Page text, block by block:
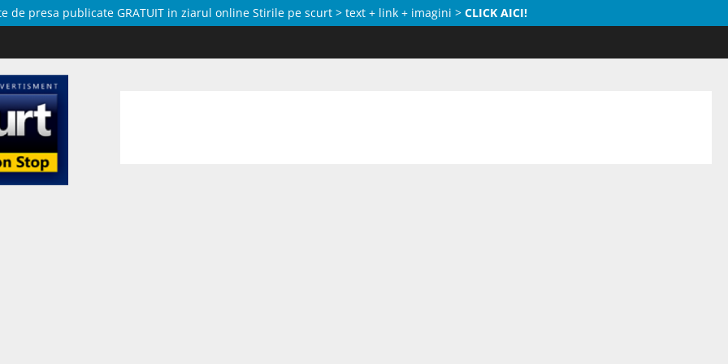
de presa publicate GRATUIT in ziarul online Stirile pe scurt > text + link + imagini > CLICK AICI!